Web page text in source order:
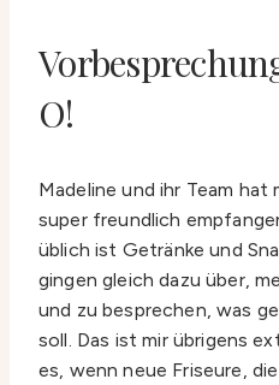
O!
Madeline und ihr Team hat
super freundlich
üblich ist Getränke und
gingen gleich dazu über,
und zu besprechen, was
soll. Das ist mir übrigens
es, wenn neue Friseure,